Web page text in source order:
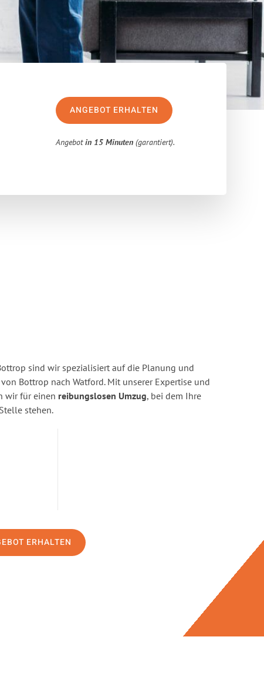
ANGEBOT ERHALTEN
Angebotin 15 Minuten (garantiert).
sind wir spezialisiert auf die Planung und
Bottrop nach Watford. Mit unserer Expertise und
wir für einen reibungslosen Umzug, bei dem Ihre
stehen.
ERHALTEN